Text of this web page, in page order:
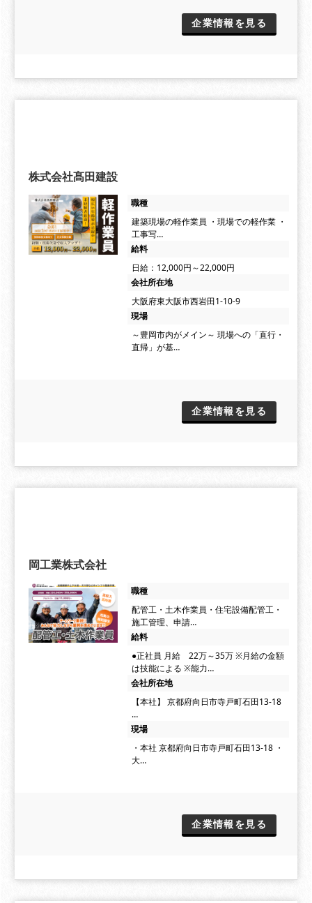
企業情報を見る
株式会社髙田建設
職種
建築現場の軽作業員 ・現場での軽作業 ・
工事写…
給料
日給：12,000円～22,000円
会社所在地
大阪府東大阪市西岩田1-10-9
現場
～豊岡市内がメイン～ 現場への「直行・
直帰」が基…
企業情報を見る
岡工業株式会社
職種
配管工・土木作業員・住宅設備配管工・
施工管理、申請…
給料
●正社員 月給 22万～35万 ※月給の金額
は技能による ※能力…
会社所在地
【本社】 京都府向日市寺戸町石田13-18
…
現場
・本社 京都府向日市寺戸町石田13-18 ・
大…
企業情報を見る